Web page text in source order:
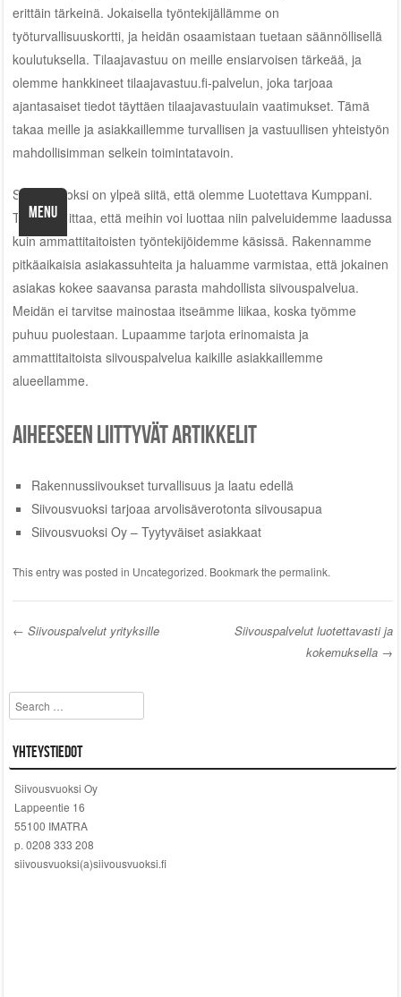
MENU
erittäin tärkeinä. Jokaisella työntekijällämme on
työturvallisuuskortti, ja heidän osaamistaan tuetaan säännöllisellä
koulutuksella. Tilaajavastuu on meille ensiarvoisen tärkeää, ja
olemme hankkineet tilaajavastuu.fi-palvelun, joka tarjoaa
ajantasaiset tiedot täyttäen tilaajavastuulain vaatimukset. Tämä
takaa meille ja asiakkaillemme turvallisen ja vastuullisen yhteistyön
mahdollisimman selkein toimintatavoin.
Siivousvuoksi on ylpeä siitä, että olemme Luotettava Kumppani.
Tämä osoittaa, että meihin voi luottaa niin palveluidemme laadussa
kuin ammattitaitoisten työntekijöidemme käsissä. Rakennamme
pitkäaikaisia asiakassuhteita ja haluamme varmistaa, että jokainen
asiakas kokee saavansa parasta mahdollista siivouspalvelua.
Meidän ei tarvitse mainostaa itseämme liikaa, koska työmme
puhuu puolestaan. Lupaamme tarjota erinomaista ja
ammattitaitoista siivouspalvelua kaikille asiakkaillemme
alueellamme.
Aiheeseen liittyvät artikkelit
Rakennussiivoukset turvallisuus ja laatu edellä
Siivousvuoksi tarjoaa arvolisäverotonta siivousapua
Siivousvuoksi Oy – Tyytyväiset asiakkaat
This entry was posted in Uncategorized. Bookmark the permalink.
← Siivouspalvelut yrityksille
Siivouspalvelut luotettavasti ja
kokemuksella →
Search
Yhteystiedot
Siivousvuoksi Oy
Lappeentie 16
55100 IMATRA
p. 0208 333 208
siivousvuoksi(a)siivousvuoksi.fi